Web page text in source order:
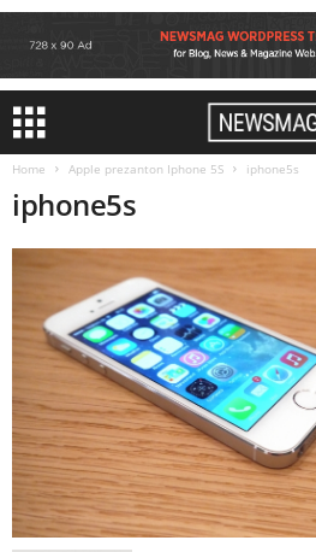
Home Apple prezanton Iphone 5S iphone5s
iphone5s